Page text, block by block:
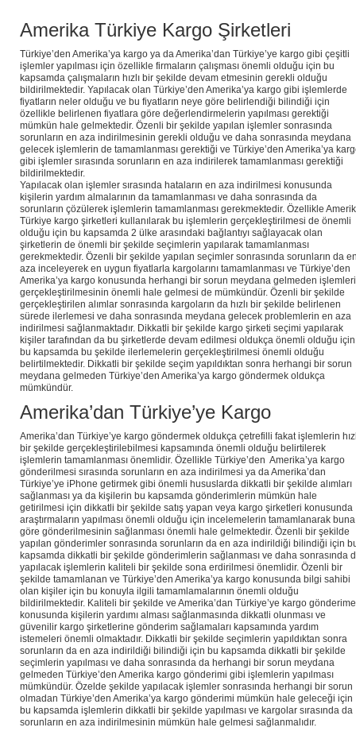
Amerika Türkiye Kargo Şirketleri
Türkiye’den Amerika’ya kargo ya da Amerika’dan Türkiye’ye kargo gibi çeşitli
işlemler yapılması için özellikle firmaların çalışması önemli olduğu için bu
kapsamda çalışmaların hızlı bir şekilde devam etmesinin gerekli olduğu
bildirilmektedir. Yapılacak olan Türkiye’den Amerika’ya kargo gibi işlemlerde
fiyatların neler olduğu ve bu fiyatların neye göre belirlendiği bilindiği için
özellikle belirlenen fiyatlara göre değerlendirmelerin yapılması gerektiği
mümkün hale gelmektedir. Özenli bir şekilde yapılan işlemler sonrasında
sorunların en aza indirilmesinin gerekli olduğu ve daha sonrasında meydana
gelecek işlemlerin de tamamlanması gerektiği ve Türkiye’den Amerika’ya
gibi işlemler sırasında sorunların en aza indirilerek tamamlanması gerektiği
bildirilmektedir.
Yapılacak olan işlemler sırasında hataların en aza indirilmesi konusunda
kişilerin yardım almalarının da tamamlanması ve daha sonrasında da
sorunların çözülerek işlemlerin tamamlanması gerekmektedir. Özellikle
Türkiye kargo şirketleri kullanılarak bu işlemlerin gerçekleştirilmesi de önemli
olduğu için bu kapsamda 2 ülke arasındaki bağlantıyı sağlayacak olan
şirketlerin de önemli bir şekilde seçimlerin yapılarak tamamlanması
gerekmektedir. Özenli bir şekilde yapılan seçimler sonrasında sorunların da
aza inceleyerek en uygun fiyatlarla kargolarını tamamlanması ve Türkiye’den
Amerika’ya kargo konusunda herhangi bir sorun meydana gelmeden
gerçekleştirilmesinin önemli hale gelmesi de mümkündür. Özenli bir şekilde
gerçekleştirilen alımlar sonrasında kargoların da hızlı bir şekilde belirlenen
sürede ilerlemesi ve daha sonrasında meydana gelecek problemlerin en aza
indirilmesi sağlanmaktadır. Dikkatli bir şekilde kargo şirketi seçimi yapılarak
kişiler tarafından da bu şirketlerde devam edilmesi oldukça önemli olduğu için
bu kapsamda bu şekilde ilerlemelerin gerçekleştirilmesi önemli olduğu
belirtilmektedir. Dikkatli bir şekilde seçim yapıldıktan sonra herhangi bir sorun
meydana gelmeden Türkiye’den Amerika’ya kargo göndermek oldukça
mümkündür.
Amerika’dan Türkiye’ye Kargo
Amerika’dan Türkiye’ye kargo göndermek oldukça çetrefilli fakat işlemlerin
bir şekilde gerçekleştirilebilmesi kapsamında önemli olduğu belirtilerek
işlemlerin tamamlanması önemlidir. Özellikle Türkiye’den Amerika’ya kargo
gönderilmesi sırasında sorunların en aza indirilmesi ya da Amerika’dan
Türkiye’ye iPhone getirmek gibi önemli hususlarda dikkatli bir şekilde alımları
sağlanması ya da kişilerin bu kapsamda gönderimlerin mümkün hale
getirilmesi için dikkatli bir şekilde satış yapan veya kargo şirketleri konusunda
araştırmaların yapılması önemli olduğu için incelemelerin tamamlanarak buna
göre gönderilmesinin sağlanması önemli hale gelmektedir. Özenli bir şekilde
yapılan gönderimler sonrasında sorunların da en aza indirildiği bilindiği için
kapsamda dikkatli bir şekilde gönderimlerin sağlanması ve daha sonrasında
yapılacak işlemlerin kaliteli bir şekilde sona erdirilmesi önemlidir. Özenli bir
şekilde tamamlanan ve Türkiye’den Amerika’ya kargo konusunda bilgi sahibi
olan kişiler için bu konuyla ilgili tamamlamalarının önemli olduğu
bildirilmektedir. Kaliteli bir şekilde ve Amerika’dan Türkiye’ye kargo gönderime
konusunda kişilerin yardımı alması sağlanmasında dikkatli olunması ve
güvenilir kargo şirketlerine gönderim sağlamaları kapsamında yardım
istemeleri önemli olmaktadır. Dikkatli bir şekilde seçimlerin yapıldıktan sonra
sorunların da en aza indirildiği bilindiği için bu kapsamda dikkatli bir şekilde
seçimlerin yapılması ve daha sonrasında da herhangi bir sorun meydana
gelmeden Türkiye’den Amerika kargo gönderimi gibi işlemlerin yapılması
mümkündür. Özelde şekilde yapılacak işlemler sonrasında herhangi bir sorun
olmadan Türkiye’den Amerika’ya kargo gönderimi mümkün hale geleceği için
bu kapsamda işlemlerin dikkatli bir şekilde yapılması ve kargolar sırasında da
sorunların en aza indirilmesinin mümkün hale gelmesi sağlanmalıdır.